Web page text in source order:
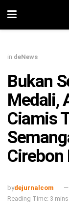
in deNews
Bukan
Medali,
Ciamis
Cirebon
bydejurnalcom
Reading Time: 3